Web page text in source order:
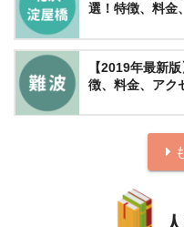
選！特徴、料金
【2019年最新
徴、料金、アク